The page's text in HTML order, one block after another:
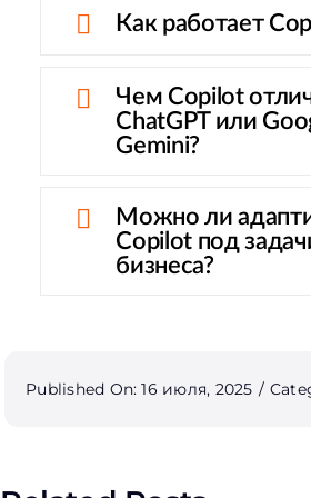
Как работает
Чем Copilot
ChatGPT или
Gemini?
Можно ли
Copilot под
бизнеса?
Published On: 16 июля, 2025 /